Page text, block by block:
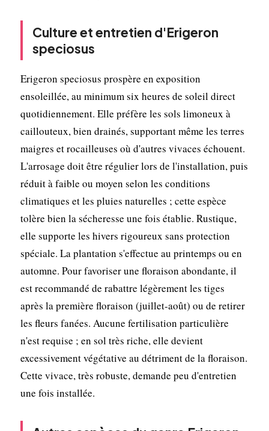
Culture et entretien d'Erigeron
speciosus
Erigeron speciosus prospère en exposition
ensoleillée, au minimum six heures de soleil direct
quotidiennement. Elle préfère les sols limoneux à
caillouteux, bien drainés, supportant même les terres
maigres et rocailleuses où d'autres vivaces échouent.
L'arrosage doit être régulier lors de l'installation, puis
réduit à faible ou moyen selon les conditions
climatiques et les pluies naturelles ; cette espèce
tolère bien la sécheresse une fois établie. Rustique,
elle supporte les hivers rigoureux sans protection
spéciale. La plantation s'effectue au printemps ou en
automne. Pour favoriser une floraison abondante, il
est recommandé de rabattre légèrement les tiges
après la première floraison (juillet-août) ou de retirer
les fleurs fanées. Aucune fertilisation particulière
n'est requise ; en sol très riche, elle devient
excessivement végétative au détriment de la floraison.
Cette vivace, très robuste, demande peu d'entretien
une fois installée.